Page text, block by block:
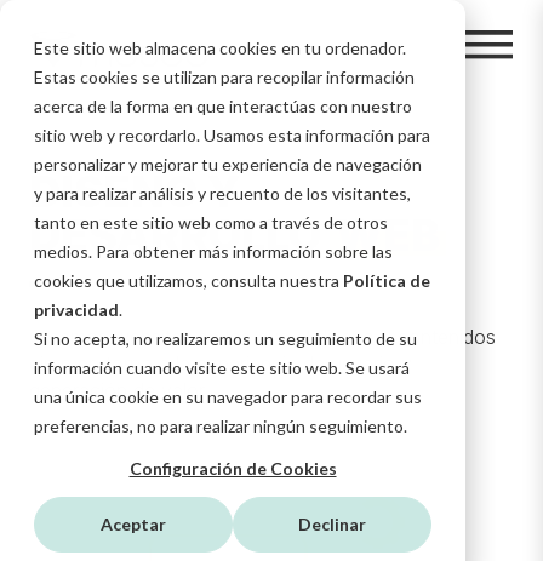
Este sitio web almacena cookies en tu ordenador.
Estas cookies se utilizan para recopilar información
acerca de la forma en que interactúas con nuestro
sitio web y recordarlo. Usamos esta información para
personalizar y mejorar tu experiencia de navegación
y para realizar análisis y recuento de los visitantes,
tanto en este sitio web como a través de otros
medios. Para obtener más información sobre las
cookies que utilizamos, consulta nuestra Política de
privacidad.
Si no acepta, no realizaremos un seguimiento de su
información cuando visite este sitio web. Se usará
una única cookie en su navegador para recordar sus
preferencias, no para realizar ningún seguimiento.
Configuración de Cookies
Aceptar Declinar
DISEÑO Y
DESARROLLOWEB
Creamos websites en los que el diseño y contenidos
giran en torno a la experiencia de usuario y
generación de valor.